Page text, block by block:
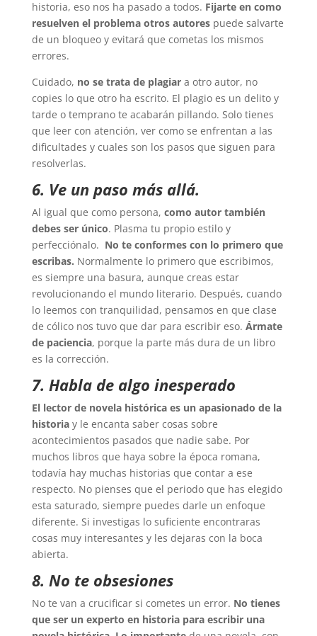
historia, eso nos ha pasado a todos. Fijarte en como
resuelven el problema otros autorespuede salvarte
de un bloqueo y evitará que cometas los mismos
errores.
Cuidado, no se trata de plagiara otro autor, no
copies lo que otro ha escrito. El plagio es un delito y
tarde o temprano te acabarán pillando. Solo tienes
que leer con atención, ver como se enfrentan a las
dificultades y cuales son los pasos que siguen para
resolverlas.
6. Ve un paso más allá.
Al igual que como persona, como autor también
debes ser único. Plasma tu propio estilo y
perfecciónalo. No te conformes con lo primero que
escribas. Normalmente lo primero que escribimos,
es siempre una basura, aunque creas estar
revolucionando el mundo literario. Después, cuando
lo leemos con tranquilidad, pensamos en que clase
de cólico nos tuvo que dar para escribir eso. Ármate
de paciencia, porque la parte más dura de un libro
es la corrección.
7. Habla de algo inesperado
El lector de novela histórica es un apasionado de la
historiay le encanta saber cosas sobre
acontecimientos pasados que nadie sabe. Por
muchos libros que haya sobre la época romana,
todavía hay muchas historias que contar a ese
respecto. No pienses que el periodo que has elegido
esta saturado, siempre puedes darle un enfoque
diferente. Si investigas lo suficiente encontraras
cosas muy interesantes y les dejaras con la boca
abierta.
8. No te obsesiones
No te van a crucificar si cometes un error. No tienes
que ser un experto en historia para escribir una